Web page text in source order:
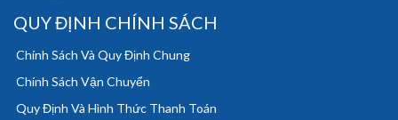
QUY ĐỊNH CHÍNH SÁCH
Chính Sách Và Quy Định Chung
Chính Sách Vận Chuyển
Quy Định Và Hình Thức Thanh Toán